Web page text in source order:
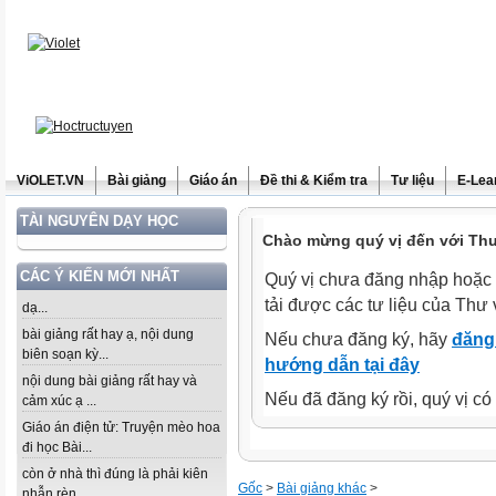
ViOLET.VN Bài giảng Giáo án Đề thi & Kiểm tra Tư liệu E-
TÀI NGUYÊN DẠY HỌC
CÁC Ý KIẾN MỚI NHẤT
dạ...
bài giảng rất hay ạ, nội dung
biên soạn kỳ...
nội dung bài giảng rất hay và
cảm xúc ạ ...
Giáo án điện tử: Truyện mèo hoa
đi học Bài...
còn ở nhà thì đúng là phải kiên
Chào mừng quý vị đến với
Quý vị chưa đăng nhập
tải được các tư liệu của Thư
Nếu chưa đăng ký, hãy
hướng dẫn tại đây
Nếu đã đăng ký rồi, quý vị
Gốc > Bài giảng khác >